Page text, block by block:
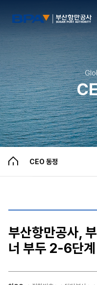
CEO 동정
CEO 인사말
주요약력
언론인터뷰
CEO 동정
부산항만공사,
너 부두 2-6단계